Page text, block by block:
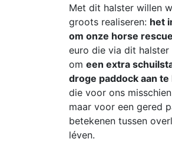
Met dit halster willen
groots realiseren: het
om onze horse
euro die via dit
om een extra
droge paddock aan te
die voor ons
maar voor een gered
betekenen tussen
léven.